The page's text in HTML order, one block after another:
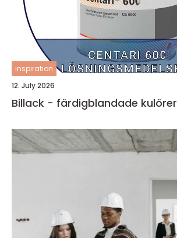
inspiration
12. July 2026
Billack - färdigblandade kulörer